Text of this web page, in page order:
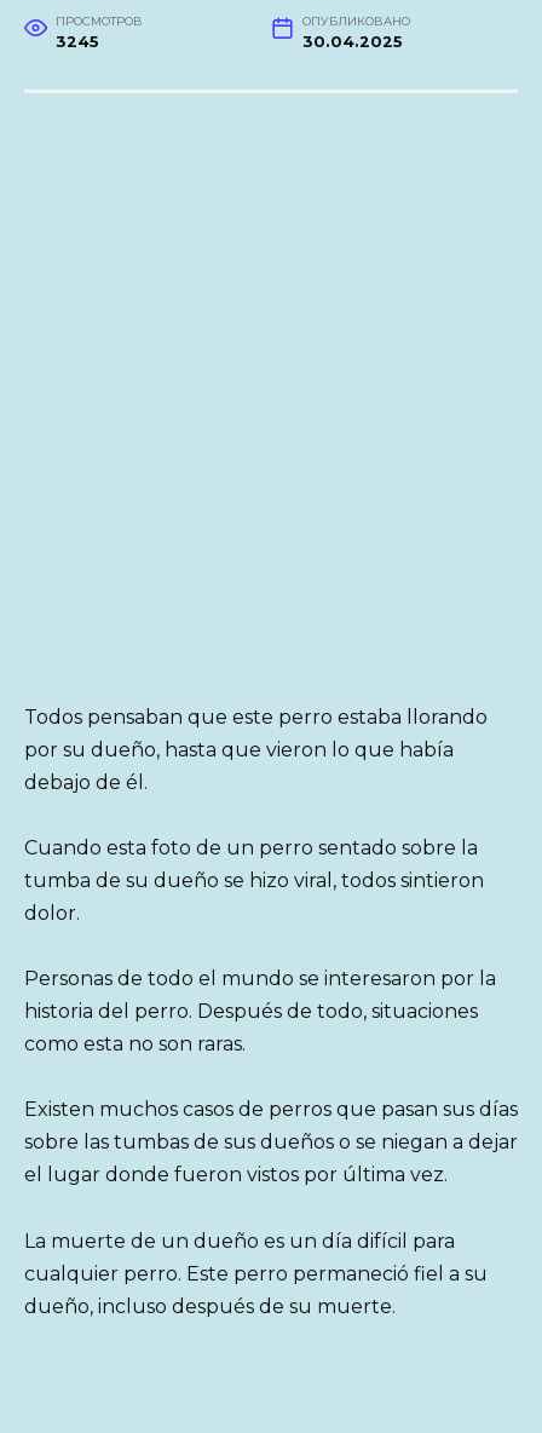
ПРОСМОТРОВ
3245
ОПУБЛИКОВАНО
30.04.2025
Todos pensaban que este perro estaba llorando
por su dueño, hasta que vieron lo que había
debajo de él.
Cuando esta foto de un perro sentado sobre la
tumba de su dueño se hizo viral, todos sintieron
dolor.
Personas de todo el mundo se interesaron por la
historia del perro. Después de todo, situaciones
como esta no son raras.
Existen muchos casos de perros que pasan sus días
sobre las tumbas de sus dueños o se niegan a dejar
el lugar donde fueron vistos por última vez.
La muerte de un dueño es un día difícil para
cualquier perro. Este perro permaneció fiel a su
dueño, incluso después de su muerte.